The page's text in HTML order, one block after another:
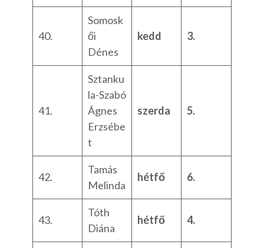
40.
Somosk
ői
Dénes
kedd 3.
41.
Sztanku
la-Szabó
Ágnes
Erzsébe
t
szerda 5.
42.
Tamás
Melinda
hétfő 6.
43.
Tóth
Diána
hétfő 4.